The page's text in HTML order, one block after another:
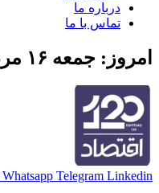
درباره ما
تماس با ما
امروز: جمعه ۱۶ مرداد ۱۴۰۵
Whatsapp Telegram Linkedin